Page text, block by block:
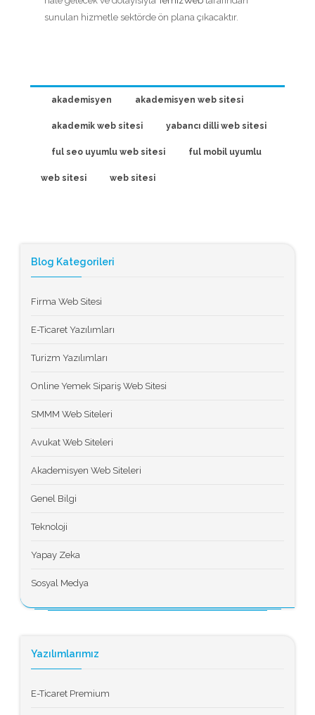
sunulan hizmetle sektörde ön plana çıkacaktır.
akademisyen akademisyen web sitesi
akademik web sitesi yabancı dilli web sitesi
ful seo uyumlu web sitesi ful mobil uyumlu
web sitesi web sitesi
Blog Kategorileri
Firma Web Sitesi
E-Ticaret Yazılımları
Turizm Yazılımları
Online Yemek Sipariş Web Sitesi
SMMM Web Siteleri
Avukat Web Siteleri
Akademisyen Web Siteleri
Genel Bilgi
Teknoloji
Yapay Zeka
Sosyal Medya
Yazılımlarımız
E-Ticaret Premium